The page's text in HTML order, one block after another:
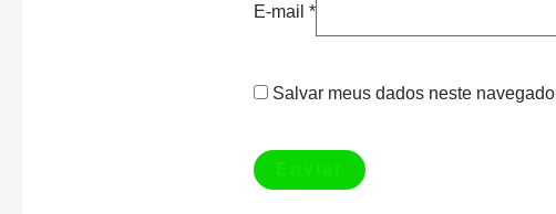
E-mail *
Salvar meus dados neste